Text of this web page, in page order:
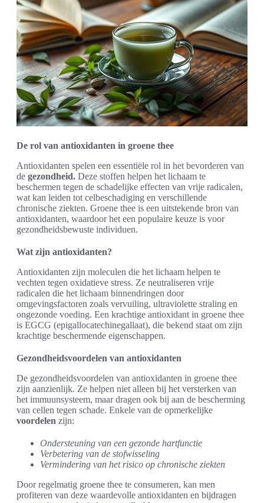
De rol van antioxidanten in groene thee
Antioxidanten spelen een essentiële rol in het bevorderen van
de gezondheid. Deze stoffen helpen het lichaam te
beschermen tegen de schadelijke effecten van vrije radicalen,
wat kan leiden tot celbeschadiging en verschillende
chronische ziekten. Groene thee is een uitstekende bron van
antioxidanten, waardoor het een populaire keuze is voor
gezondheidsbewuste individuen.
Wat zijn antioxidanten?
Antioxidanten zijn moleculen die het lichaam helpen te
vechten tegen oxidatieve stress. Ze neutraliseren vrije
radicalen die het lichaam binnendringen door
omgevingsfactoren zoals vervuiling, ultraviolette straling en
ongezonde voeding. Een krachtige antioxidant in groene thee
is EGCG (epigallocatechinegallaat), die bekend staat om zijn
krachtige beschermende eigenschappen.
Gezondheidsvoordelen van antioxidanten
De gezondheidsvoordelen van antioxidanten in groene thee
zijn aanzienlijk. Ze helpen niet alleen bij het versterken van
het immuunsysteem, maar dragen ook bij aan de bescherming
van cellen tegen schade. Enkele van de opmerkelijke
voordelen zijn:
Ondersteuning van een gezonde hartfunctie
Verbetering van de stofwisseling
Vermindering van het risico op chronische ziekten
Door regelmatig groene thee te consumeren, kan men
profiteren van deze waardevolle antioxidanten en bijdragen